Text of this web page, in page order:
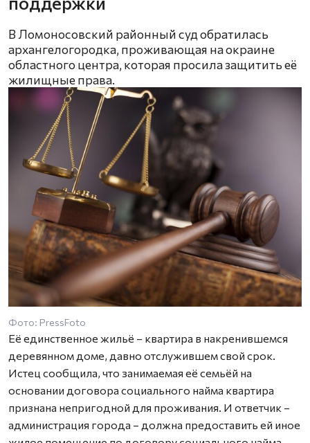
В Ломоносовский районный суд обратилась
архангелогородка, проживающая на окраине
областного центра, которая просила защитить её
жилищные права.
Фото: PressFoto
Её единственное жильё – квартира в накренившемся
деревянном доме, давно отслужившем свой срок.
Истец сообщила, что занимаемая её семьёй на
основании договора социального найма квартира
признана непригодной для проживания. И ответчик –
администрация города – должна предоставить ей иное